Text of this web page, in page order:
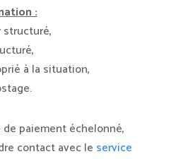
:
structuré,
à la situation,
paiement échelonné,
contact avec le service